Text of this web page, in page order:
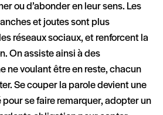
ou d’abonder en leur sens. Les
et joutes sont plus
réseaux sociaux, et renforcent la
On assiste ainsi à des
ne voulant être en reste, chacun
Se couper la parole devient une
se faire remarquer, adopter un